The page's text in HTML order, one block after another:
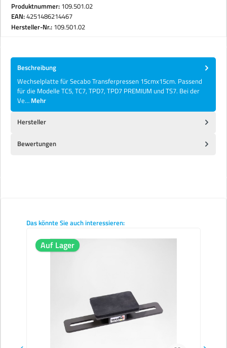
Produktnummer: 109.501.02
EAN:4251486214467
Hersteller-Nr.: 109.501.02
Beschreibung
Wechselplatte für Secabo Transferpressen 15cmx15cm. Passend
für die Modelle TC5, TC7, TPD7, TPD7 PREMIUM und TS7. Bei der
Ve… Mehr
Hersteller
Bewertungen
Produktgalerie überspringen
Das könnte Sie auch interessieren:
Auf Lager